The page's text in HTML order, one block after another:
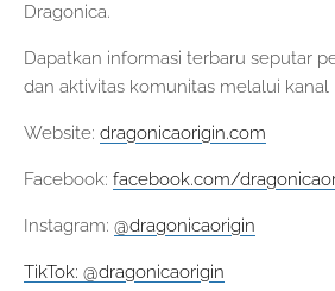
Dragonica.
Dapatkan informasi terbaru seputar
dan aktivitas komunitas melalui kanal
Website: dragonicaorigin.com
Facebook: facebook.com/
Instagram: @dragonicaorigin
TikTok: @dragonicaorigin